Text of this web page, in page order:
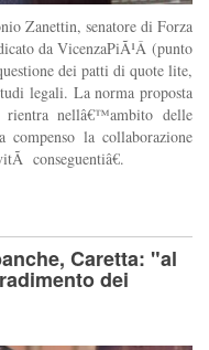
Zanettin, senatore di Forza
da VicenzaPiÃ¹Â (punto
dei patti di quote lite,
legali. La norma proposta
nellâ€™ambito delle
la collaborazione
conseguentiâ€.
Caretta: "al
dei